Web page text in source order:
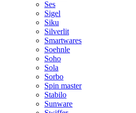
Ses
Sigel
Siku
Silverlit
Smartwares
Soehnle
Soho
Sola
Sorbo
Spin master
Stabilo
Sunware